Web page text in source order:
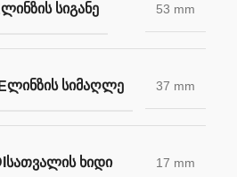
ᲚᲘᲜᲖᲘᲡ ᲡᲘᲒᲐᲜᲔ 53 mm
ᲚᲘᲜᲖᲘᲡ ᲡᲘᲛᲐᲦᲚᲔ 37 mm
ᲡᲐᲗᲕᲐᲚᲘᲡ ᲮᲘᲓᲘ 17 mm